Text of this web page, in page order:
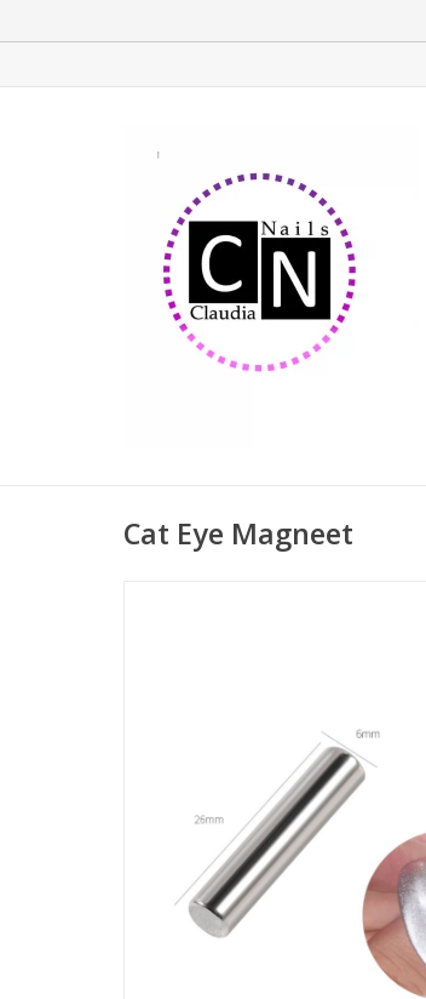
Cat Eye Magneet